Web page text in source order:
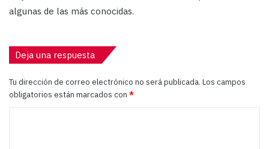
algunas de las más conocidas.
Deja una respuesta
Tu dirección de correo electrónico no será publicada. Los campos
obligatorios están marcados con *